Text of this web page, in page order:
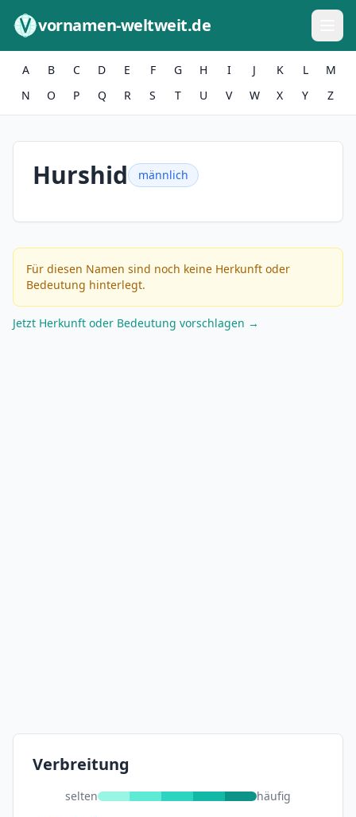
vornamen-weltweit.de
A B C D E F G H I J K L
M
N
O P Q R S T U V W X Y Z
Hurshid männlich
Für diesen Namen sind noch keine Herkunft oder
Bedeutung hinterlegt.
Jetzt Herkunft oder Bedeutung vorschlagen →
Verbreitung
selten häufig